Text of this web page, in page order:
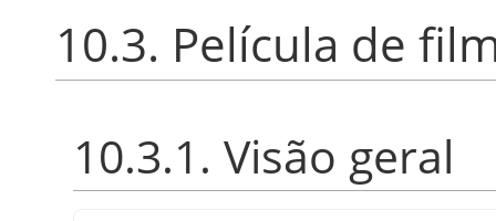
10.3. Película de
10.3.1. Visão geral